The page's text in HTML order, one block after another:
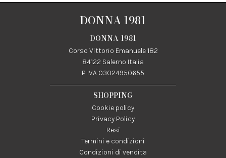
DONNA 1981
DONNA 1981
Corso Vittorio Emanuele 182
84122 Salerno Italia
P IVA 03024950655
SHOPPING
Cookie policy
Privacy Policy
Resi
Termini e condizioni
Condizioni di vendita